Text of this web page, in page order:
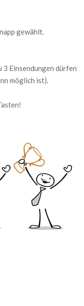
gewählt.
3 Einsendungen dürfen
möglich ist).